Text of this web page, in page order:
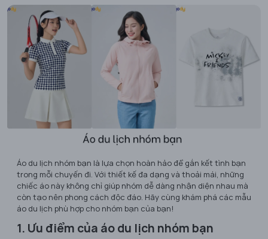
Áo du lịch nhóm bạn là lựa chọn hoàn hảo để gắn kết tình bạn
trong mỗi chuyến đi. Với thiết kế đa dạng và thoải mái, những
chiếc áo này không chỉ giúp nhóm dễ dàng nhận diện nhau mà
còn tạo nên phong cách độc đáo. Hãy cùng khám phá các mẫu
áo du lịch phù hợp cho nhóm bạn của bạn!
1. Ưu điểm của áo du lịch nhóm bạn